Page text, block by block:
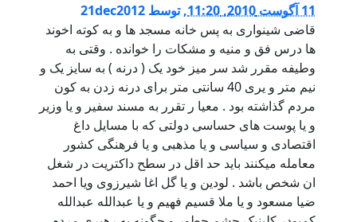
11 آگوست 2010, 11:20 ,توسط 21dec2012
قاضی شینواری به پس خانه مسجد ها و به کوته اخوند
ها درس فق و منیه و مشکات را خوانده . وقتی به
وطیفه مقرر شد سر میز خود یک ( درنه ) به سایز یک و
نیم متر و یری 40 سانتی متر برای درنه زدن به کون
مردم گذاشته بود . معیا ر تقرر به مسند سفیر و یا وزیر
و یا پوست های حساسی دولتی که با مسایل داغ
اقتصادی و سیاسی و یا مذهبی و یا فرهنگی کشور
معامله میکنند باید حد اقل در سطح داکتریت در شغل
ان شخص باشد . لودین و یا گل اغا شیرزوی ویا احمد
ضیا مسعود و یا ملا قسیم فهیم و یا عبدالله عبدالله